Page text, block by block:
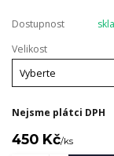
Dostupnost
Velikost
Nejsme plátci DPH
450 Kč/ks